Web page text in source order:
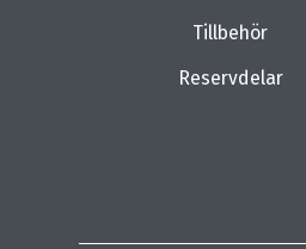
Tillbehör
Reservdelar